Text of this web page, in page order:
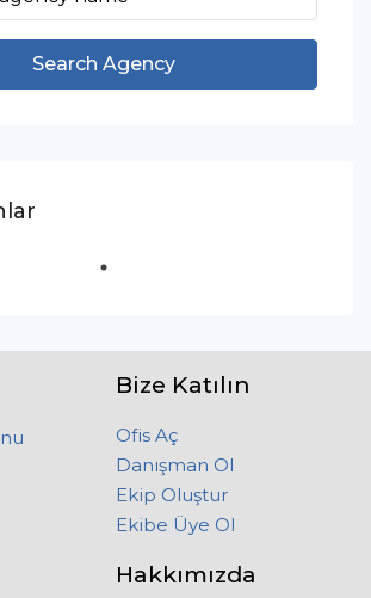
Search Agency
Bize Katılın
Ofis Aç
Danışman Ol
Ekip Oluştur
Ekibe Üye Ol
Hakkımızda